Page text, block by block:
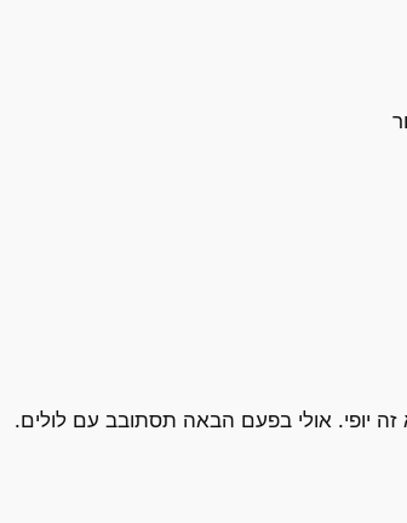
יופי. אולי בפעם הבאה תסתובב עם לולים.